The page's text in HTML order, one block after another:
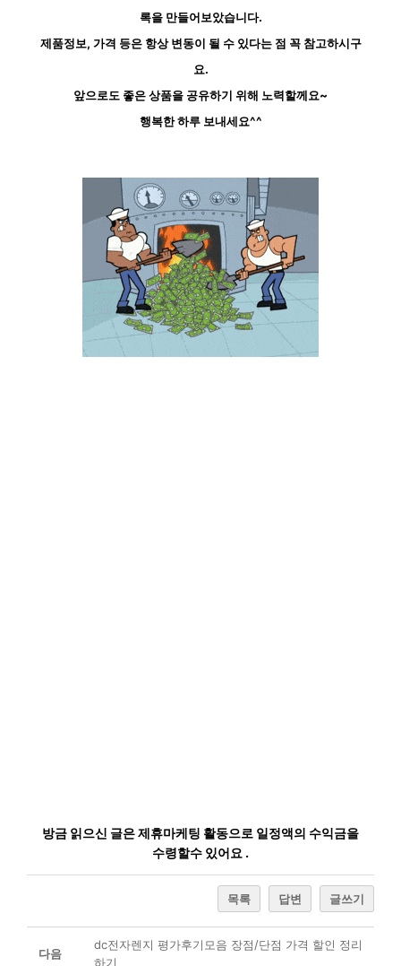
록을 만들어보았습니다.
제품정보, 가격 등은 항상 변동이 될 수 있다는 점 꼭 참고하시구
요.
앞으로도 좋은 상품을 공유하기 위해 노력할께요~
행복한 하루 보내세요^^
방금 읽으신 글은 제휴마케팅 활동으로 일정액의 수익금을
수령할수 있어요 .
목록 답변 글쓰기
다음
dc전자렌지 평가후기모음 장점/단점 가격 할인 정리
하기